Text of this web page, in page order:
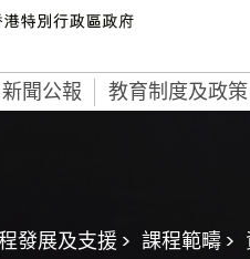
新聞公報 教育制度及政策
發展及支援 > 課程範疇 >